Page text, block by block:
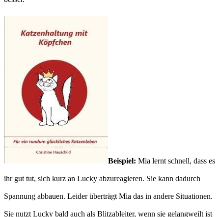
Beispiel: Mia lernt schnell, dass es
ihr gut tut, sich kurz an Lucky abzureagieren. Sie kann dadurch
Spannung abbauen. Leider überträgt Mia das in andere Situationen.
Sie nutzt Lucky bald auch als Blitzableiter, wenn sie gelangweilt ist